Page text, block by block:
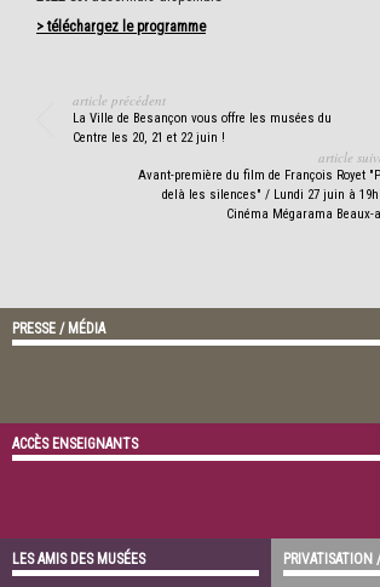
> téléchargez le programme
article précédent
La Ville de Besançon vous offre les musées du
Centre les 20, 21 et 22 juin !
article
Avant-première du film de François Royet
delà les silences" / Lundi 27 juin à
Cinéma Mégarama Beaux-
PRESSE / MÉDIA
ACCÈS ENSEIGNANTS
LES AMIS DES MUSÉES PRIVATISATION